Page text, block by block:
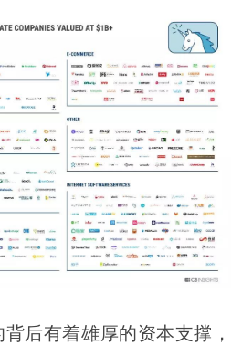
后有着雄厚的资本支撑，